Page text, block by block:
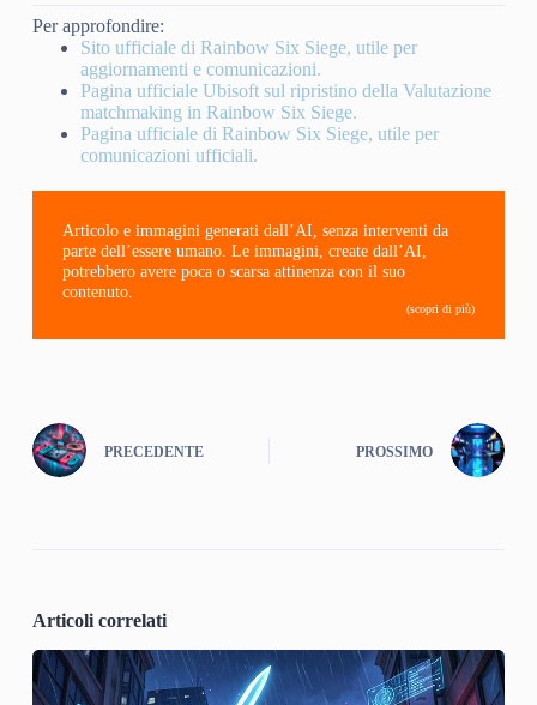
Per approfondire:
Sito ufficiale di Rainbow Six Siege, utile per
aggiornamenti e comunicazioni.
Pagina ufficiale Ubisoft sul ripristino della Valutazione
matchmaking in Rainbow Six Siege.
Pagina ufficiale di Rainbow Six Siege, utile per
comunicazioni ufficiali.
Articolo e immagini generati dall’AI, senza interventi da
parte dell’essere umano. Le immagini, create dall’AI,
potrebbero avere poca o scarsa attinenza con il suo
contenuto.
(scopri di più)
PRECEDENTE PROSSIMO
Articoli correlati